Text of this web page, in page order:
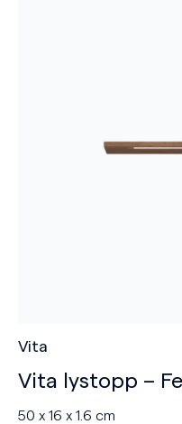
Vita
Vita lystopp –
50 x 16 x 1.6 cm